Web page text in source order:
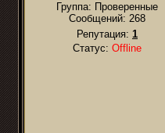
Группа: Проверенные
Сообщений: 268
Репутация: 1
Статус: Offline